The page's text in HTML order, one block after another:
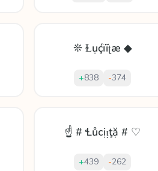
❊ Ɫụḉïĩʈæ ◆
+838 -374
☝ # Ɬůcịᴉţặ # ♡
+439 -262